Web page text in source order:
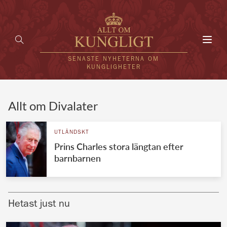
SENASTE NYHETERNA OM
KUNGLIGHETER
UTLÄNDSKT
VÄRLDENS KUNGAHUS
Brittiska kungahuset
Allt om Divalater
UTLÄNDSKT
Prins Charles stora längtan efter
barnbarnen
Hetast just nu